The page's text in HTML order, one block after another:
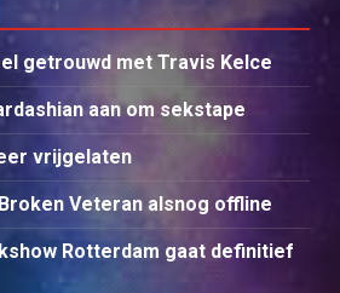
getrouwd met Travis Kelce
aan om sekstape
vrijgelaten
Veteran alsnog offline
Rotterdam gaat definitief